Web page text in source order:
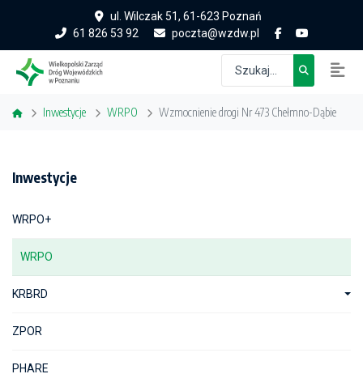
ul. Wilczak 51, 61-623 Poznań
61 826 53 92
poczta@wzdw.pl
Inwestycje WRPO Wzmocnienie drogi Nr 473 Chełmno-Dąbie
Inwestycje
WRPO+
WRPO
KRBRD
ZPOR
PHARE